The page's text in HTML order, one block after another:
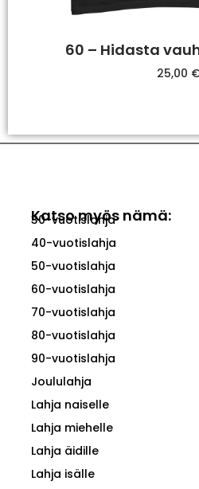
60 – Hidasta
25,00
Katso myös nämä:
30-vuotislahja
40-vuotislahja
50-vuotislahja
60-vuotislahja
70-vuotislahja
80-vuotislahja
90-vuotislahja
Joululahja
Lahja naiselle
Lahja miehelle
Lahja äidille
Lahja isälle